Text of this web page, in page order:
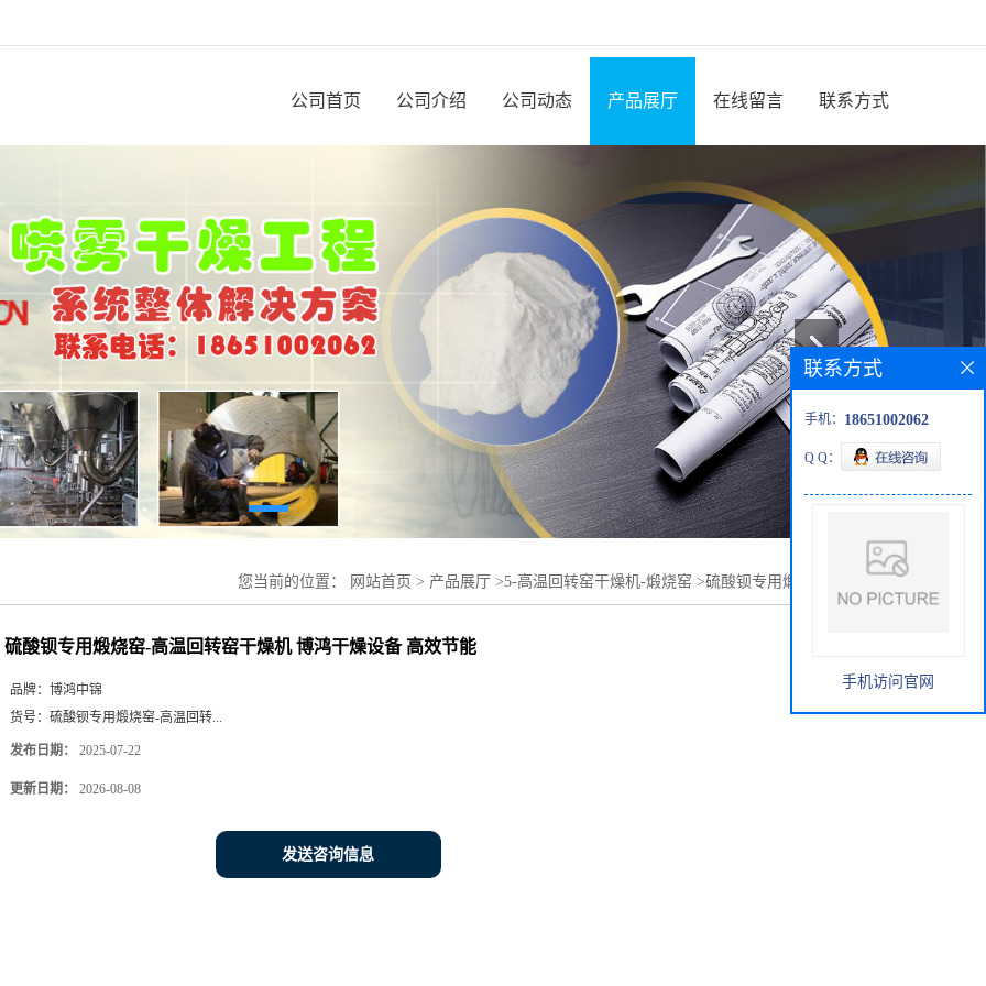
公司首页 公司介绍 公司动态 产品展厅 在线留言 联系方式
您当前的位置： 网站首页 > 产品展厅 >5-高温回转窑干燥机-煅烧窑 >硫酸钡专用煅烧窑-高温回转
硫酸钡专用煅烧窑-高温回转窑干燥机 博鸿干燥设备 高效节能
品牌： 博鸿中锦
货号： 硫酸钡专用煅烧窑-高温回转...
发布日期： 2025-07-22
更新日期： 2026-08-08
发送咨询信息
联系方式
手机： 18651002062
Q Q：
手机访问官网